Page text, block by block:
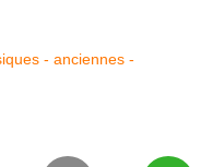
- anciennes -